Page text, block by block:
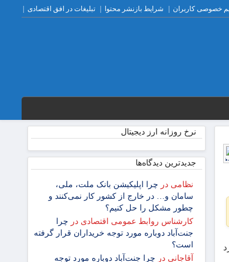
خصوصی کاربران شرایط بازنشر محتوا تبلیغات در افق اقتصادی
نرخ روزانه ارز دیجیتال
جدیدترین دیدگاه‌‌ها
نظامی در چرا اپلیکیشن بانک ملت، ملی،
سامان و… در خارج از کشور کار نمی‌کنند و
چطور مشکل را حل کنیم؟
کارشناس روابط عمومی اقتصادی در چرا
جنت‌آباد دوباره مورد توجه خریداران قرار گرفته
است؟
آقاجانی در چرا جنت‌آباد دوباره مورد توجه